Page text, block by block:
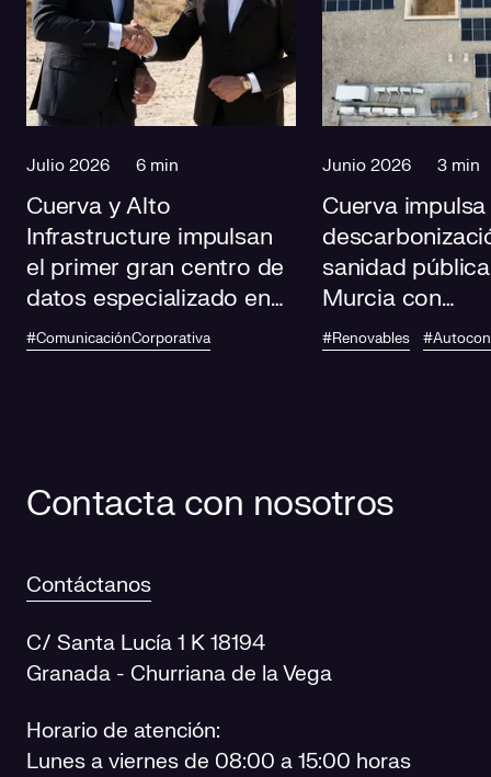
Julio 2026 6 min
Cuerva y Alto
Infrastructure impulsan
el primer gran centro de
datos especializado en
IA de Andalucía
#ComunicaciónCorporativa
Junio 2026 3 min
Cuerva
sanidad
Murcia con
autoconsumo
fotovoltaico en
#Renovables
Contacta con nosotros
Contáctanos
C/ Santa Lucía 1 K 18194
Granada - Churriana de la Vega
Horario de atención:
Lunes a viernes de 08:00 a 15:00 horas